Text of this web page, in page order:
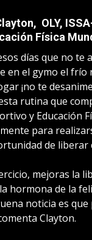
OLY,
Física
días que no
en el gymo el
¡no te
rutina que
y Educación
para
de liberar
mejoras la
hormona de la
noticia es
Clayton.